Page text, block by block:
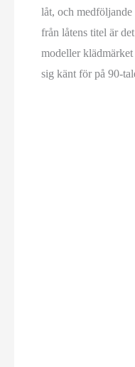
låt, och
från låtens titel är
modeller
sig känt för på 90-